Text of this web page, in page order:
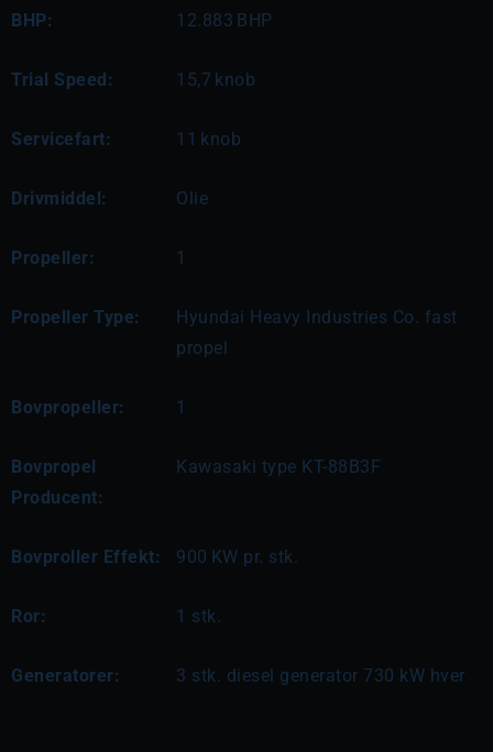
BHP: 12.883 BHP
Trial Speed: 15,7 knob
Servicefart: 11 knob
Drivmiddel: Olie
Propeller: 1
Propeller Type:
Hyundai Heavy Industries Co. fast
propel
Bovpropeller: 1
Bovpropel
Producent:
Kawasaki type KT-88B3F
Bovproller Effekt: 900 KW pr. stk.
Ror: 1 stk.
Generatorer: 3 stk. diesel generator 730 kW hver